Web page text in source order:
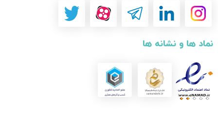
نماد ها و نشانه ها